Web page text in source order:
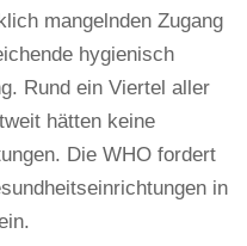
mangelnden Zugang
hygienisch
Rund ein Viertel aller
hätten keine
Die WHO fordert
in